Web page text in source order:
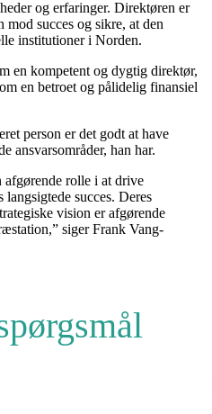
og erfaringer. Direktøren er
succes og sikre, at den
institutioner i Norden.
en kompetent og dygtig direktør,
en betroet og pålidelig finansiel
person er det godt at have
ansvarsområder, han har.
afgørende rolle i at drive
succes. Deres
vision er afgørende
siger Frank Vang-